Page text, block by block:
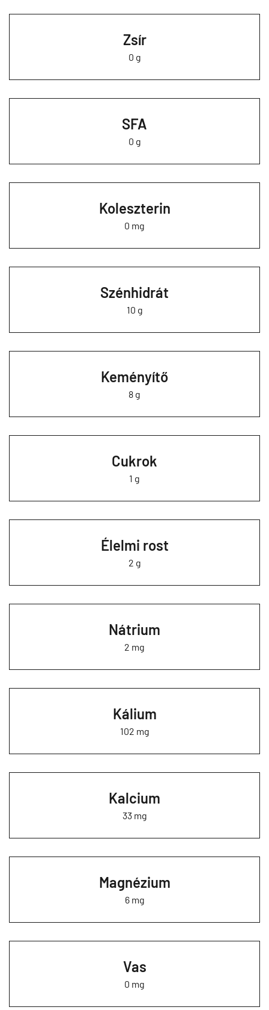
Zsír
0 g
SFA
0 g
Koleszterin
0 mg
Szénhidrát
10 g
Keményítő
8 g
Cukrok
1 g
Élelmi rost
2 g
Nátrium
2 mg
Kálium
102 mg
Kalcium
33 mg
Magnézium
6 mg
Vas
0 mg